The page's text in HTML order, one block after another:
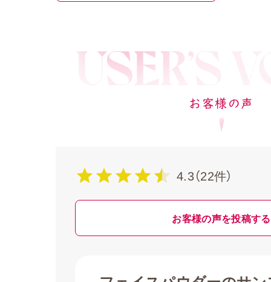
お客様の声
4.3（22件）
お客様の声を投稿する